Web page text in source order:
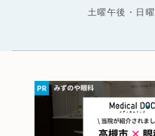
土曜午後・日